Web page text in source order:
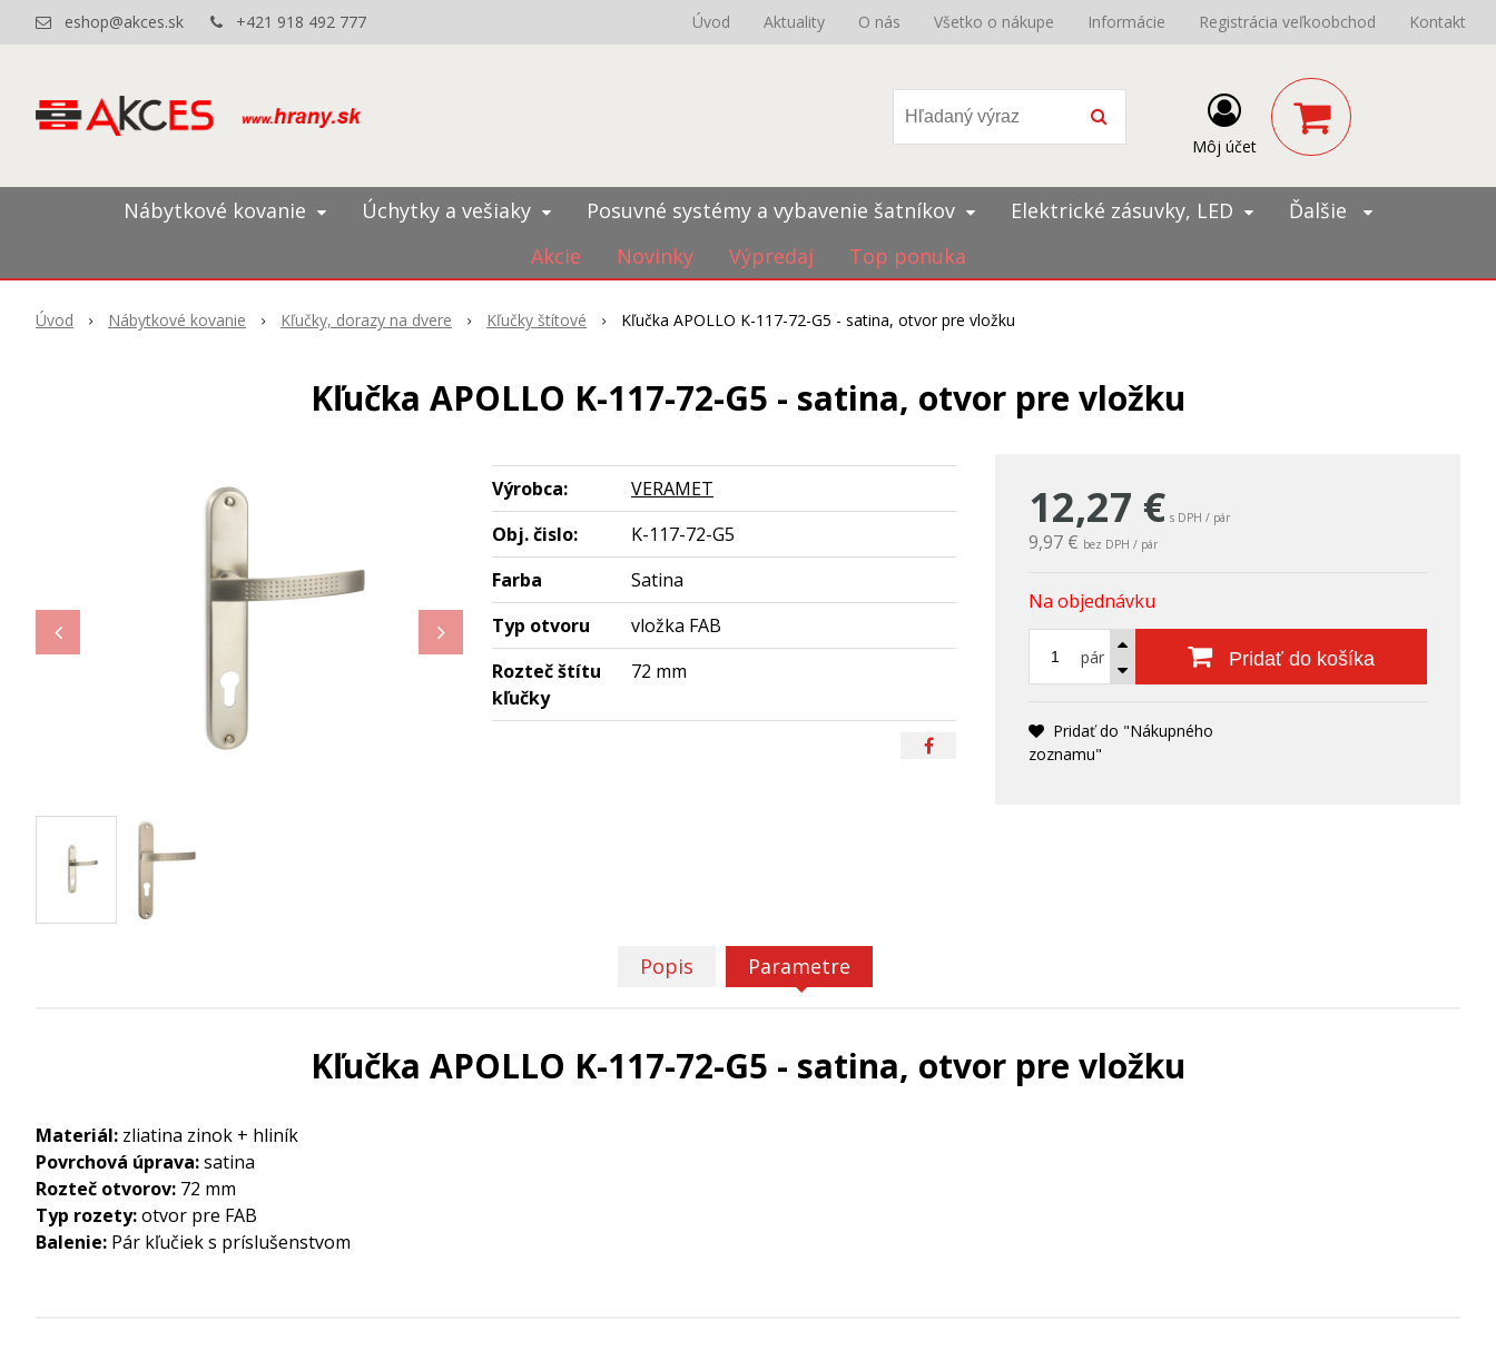
eshop@akces.sk +421 918 492 777 Úvod Aktuality O nás Všetko o nákupe Informácie Registrácia veľkoobchod Kontakt
Môj účet
Nábytkové kovanie Úchytky a vešiaky Posuvné systémy a vybavenie šatníkov Elektrické zásuvky, LED
Ďalšie
Akcie
Novinky Výpredaj Top ponuka
Úvod Nábytkové kovanie Kľučky, dorazy na dvere Kľučky štítové Kľučka APOLLO K-117-72-G5 - satina, otvor pre vložku
Kľučka APOLLO K-117-72-G5 - satina, otvor pre vložku
12,27 € s DPH / pár
9,97 € bez DPH / pár
Na objednávku
pár Pridať do košíka
Pridať do "Nákupného
zoznamu"
Výrobca:
VERAMET
Obj. čislo:
K-117-72-G5
Farba
Satina
Typ otvoru
vložka FAB
Rozteč štítu
kľučky
72 mm
Popis Parametre
Kľučka APOLLO K-117-72-G5 - satina, otvor pre vložku
Materiál: zliatina zinok + hliník
Povrchová úprava:satina
Rozteč otvorov: 72 mm
Typ rozety:otvor pre FAB
Balenie: Pár kľučiek s príslušenstvom